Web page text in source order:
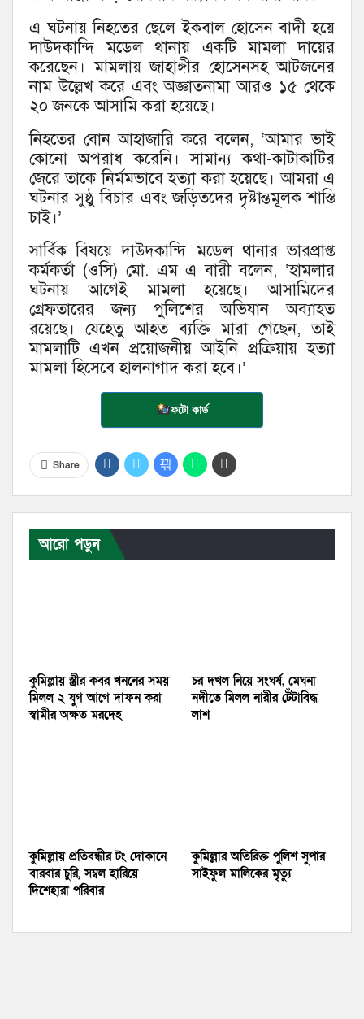
এ ঘটনায় নিহতের ছেলে ইকবাল হোসেন বাদী হয়ে
দাউদকান্দি মডেল থানায় একটি মামলা দায়ের
করেছেন। মামলায় জাহাঙ্গীর হোসেনসহ আটজনের
নাম উল্লেখ করে এবং অজ্ঞাতনামা আরও ১৫ থেকে
২০ জনকে আসামি করা হয়েছে।
নিহতের বোন আহাজারি করে বলেন, ‘আমার ভাই
কোনো অপরাধ করেনি। সামান্য কথা-কাটাকাটির
জেরে তাকে নির্মমভাবে হত্যা করা হয়েছে। আমরা এ
ঘটনার সুষ্ঠু বিচার এবং জড়িতদের দৃষ্টান্তমূলক শাস্তি
চাই।’
সার্বিক বিষয়ে দাউদকান্দি মডেল থানার ভারপ্রাপ্ত
কর্মকর্তা (ওসি) মো. এম এ বারী বলেন, ‘হামলার
ঘটনায় আগেই মামলা হয়েছে। আসামিদের
গ্রেফতারের জন্য পুলিশের অভিযান অব্যাহত
রয়েছে। যেহেতু আহত ব্যক্তি মারা গেছেন, তাই
মামলাটি এখন প্রয়োজনীয় আইনি প্রক্রিয়ায় হত্যা
মামলা হিসেবে হালনাগাদ করা হবে।’
ফটো কার্ড
Share
আরো পড়ুন
কুমিল্লায় স্ত্রীর কবর খননের সময়
মিলল ২ যুগ আগে দাফন করা
স্বামীর অক্ষত মরদেহ
চর দখল নিয়ে সংঘর্ষ, মেঘনা
নদীতে মিলল নারীর টেঁটাবিদ্ধ
লাশ
কুমিল্লায় প্রতিবন্ধীর টং দোকানে
বারবার চুরি, সম্বল হারিয়ে
দিশেহারা পরিবার
কুমিল্লার অতিরিক্ত পুলিশ সুপার
সাইফুল মালিকের মৃত্যু